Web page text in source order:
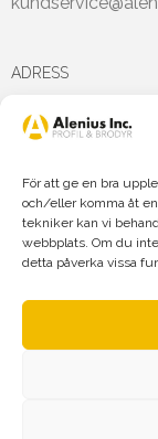
För att ge en bra
och/eller komma åt
tekniker kan vi
webbplats. Om du
detta påverka vissa
ADRESS
Hästmarksvägen
FÖLJ OSS PÅ